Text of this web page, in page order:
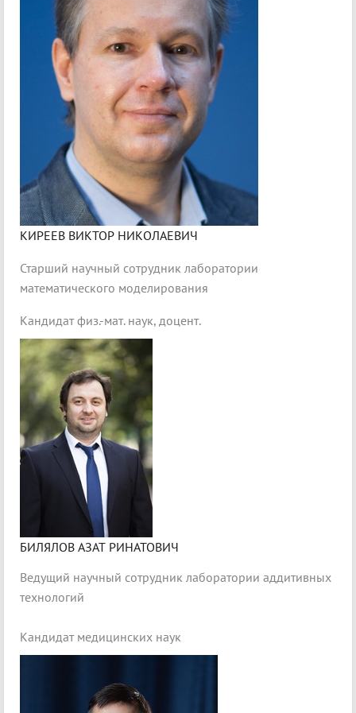
КИРЕЕВ ВИКТОР НИКОЛАЕВИЧ
Старший научный сотрудник лаборатории
математического моделирования
Кандидат физ.-мат. наук, доцент.
БИЛЯЛОВ АЗАТ РИНАТОВИЧ
Ведущий научный сотрудник лаборатории аддитивных
технологий
Кандидат медицинских наук